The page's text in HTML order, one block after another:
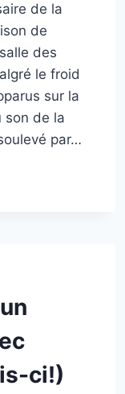
de la
de
des
le froid
sur la
son de la
par…
ci!)